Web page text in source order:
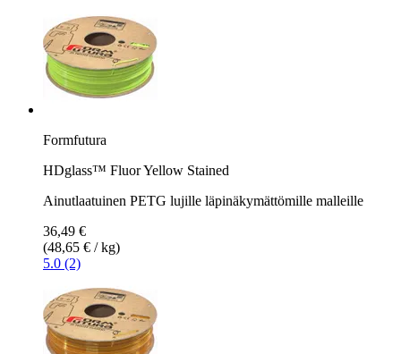
Formfutura
HDglass™ Fluor Yellow Stained
Ainutlaatuinen PETG lujille läpinäkymättömille malleille
36,49 €
(48,65 € / kg)
5.0 (2)